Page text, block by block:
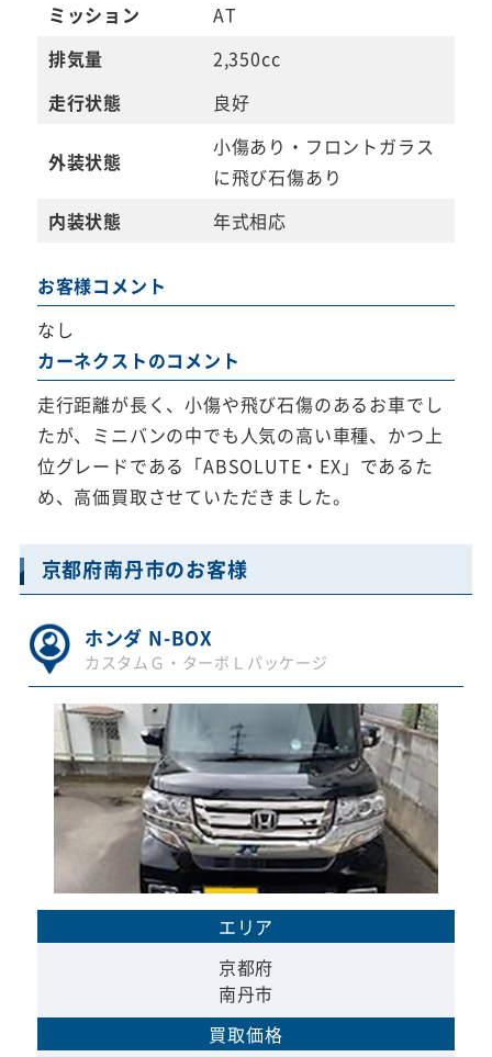
ミッション
AT
排気量
2,350cc
走行状態
良好
外装状態
小傷あり・フロントガラス
に飛び石傷あり
内装状態
年式相応
お客様コメント
なし
カーネクストのコメント
走行距離が長く、小傷や飛び石傷のあるお車でし
たが、ミニバンの中でも人気の高い車種、かつ上
位グレードである「ABSOLUTE・EX」であるた
め、高価買取させていただきました。
京都府南丹市のお客様
ホンダ N-BOX
カスタムＧ・ターボＬパッケージ
エリア
京都府
南丹市
買取価格